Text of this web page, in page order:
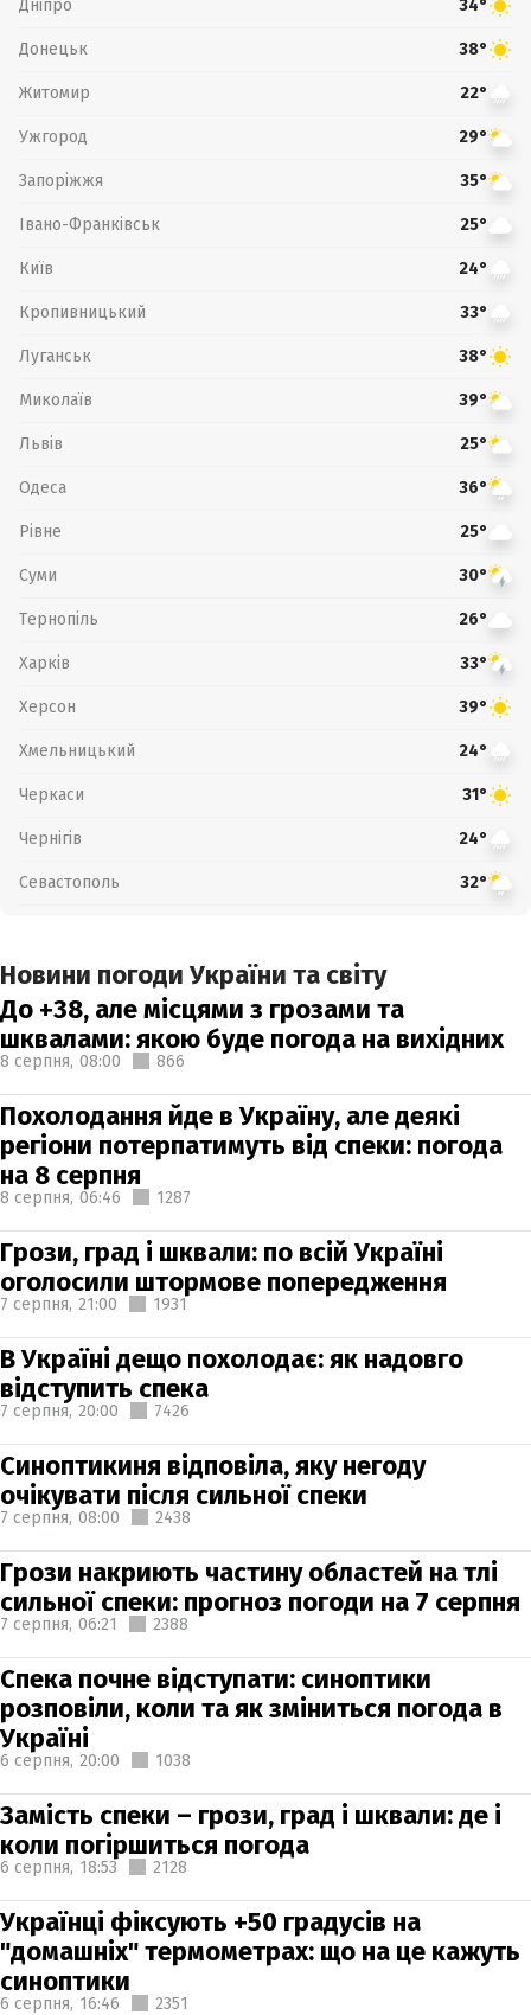
Дніпро 34°
Донецьк 38°
Житомир 22°
Ужгород 29°
Запоріжжя 35°
Івано-Франківськ 25°
Київ 24°
Кропивницький 33°
Луганськ 38°
Миколаїв 39°
Львів 25°
Одеса 36°
Рівне 25°
Суми 30°
Тернопіль 26°
Харків 33°
Херсон 39°
Хмельницький 24°
Черкаси 31°
Чернігів 24°
Севастополь 32°
Новини погоди України та світу
До +38, але місцями з грозами та
шквалами: якою буде погода на вихідних
8 серпня, 08:00 866
Похолодання йде в Україну, але деякі
регіони потерпатимуть від спеки: погода
на 8 серпня
8 серпня, 06:46 1287
Грози, град і шквали: по всій Україні
оголосили штормове попередження
7 серпня, 21:00 1931
В Україні дещо похолодає: як надовго
відступить спека
7 серпня, 20:00 7426
Синоптикиня відповіла, яку негоду
очікувати після сильної спеки
7 серпня, 08:00 2438
Грози накриють частину областей на тлі
сильної спеки: прогноз погоди на 7 серпня
7 серпня, 06:21 2388
Спека почне відступати: синоптики
розповіли, коли та як зміниться погода в
Україні
6 серпня, 20:00 1038
Замість спеки – грози, град і шквали: де і
коли погіршиться погода
6 серпня, 18:53 2128
Українці фіксують +50 градусів на
"домашніх" термометрах: що на це кажуть
синоптики
6 серпня, 16:46 2351